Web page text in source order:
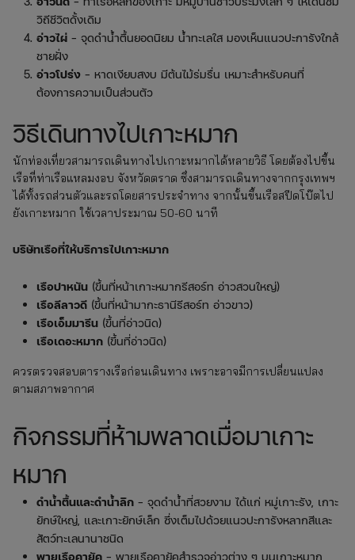
วิถีชีวิตดั้งเดิม
อ่าวไผ่ – จุดดำน้ำตื้นยอดนิยม น้ำทะเลใส มองเห็นแนวปะการังใกล้
ชายฝั่ง
อ่าวโปร่ง – หาดเงียบสงบ มีต้นไม้ร่มรื่น เหมาะสำหรับคนที่
ต้องการความเป็นส่วนตัว
วิธีเดินทางไปเกาะหมาก
นักท่องเที่ยวสามารถเดินทางไปเกาะหมากได้หลายวิธี โดยต้องไปขึ้น
เรือที่ท่าเรือแหลมงอบ จังหวัดตราด ซึ่งสามารถเดินทางจากกรุงเทพฯ
ได้ทั้งรถส่วนตัวและรถโดยสารประจำทาง จากนั้นขึ้นเรือสปีดโบ๊ตไป
ยังเกาะหมาก ใช้เวลาประมาณ 50-60 นาที
บริษัทเรือที่ให้บริการไปเกาะหมาก
เรือปาหนัน (ขึ้นที่หน้าเกาะหมากรีสอร์ท อ่าวสวนใหญ่)
เรือลีลาวดี (ขึ้นที่หน้ามากะธานีรีสอร์ท อ่าวขาว)
เรือเอ็มมารีน (ขึ้นที่อ่าวนิด)
เรือเดอะหมาก (ขึ้นที่อ่าวนิด)
ควรตรวจสอบตารางเรือก่อนเดินทาง เพราะอาจมีการเปลี่ยนแปลง
ตามสภาพอากาศ
กิจกรรมที่ห้ามพลาดเมื่อมาเกาะ
หมาก
ดำน้ำตื้นและดำน้ำลึก – จุดดำน้ำที่สวยงาม ได้แก่ หมู่เกาะรัง, เกาะ
ยักษ์ใหญ่, และเกาะยักษ์เล็ก ซึ่งเต็มไปด้วยแนวปะการังหลากสีและ
สัตว์ทะเลนานาชนิด
พายเรือคายัค – พายเรือคายัคสำรวจอ่าวต่าง ๆ บนเกาะหมาก